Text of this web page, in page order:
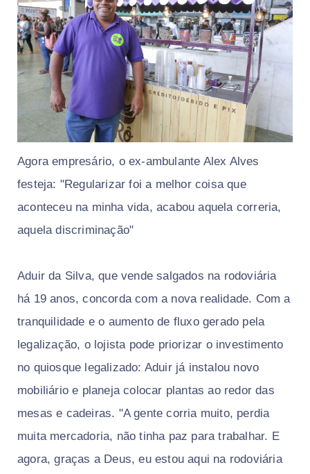
Agora empresário, o ex-ambulante Alex Alves
festeja: "Regularizar foi a melhor coisa que
aconteceu na minha vida, acabou aquela correria,
aquela discriminação"
Aduir da Silva, que vende salgados na rodoviária
há 19 anos, concorda com a nova realidade. Com a
tranquilidade e o aumento de fluxo gerado pela
legalização, o lojista pode priorizar o investimento
no quiosque legalizado: Aduir já instalou novo
mobiliário e planeja colocar plantas ao redor das
mesas e cadeiras. "A gente corria muito, perdia
muita mercadoria, não tinha paz para trabalhar. E
agora, graças a Deus, eu estou aqui na rodoviária